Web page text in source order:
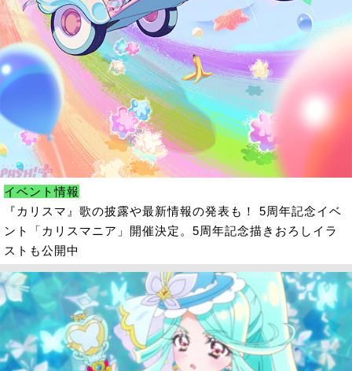
イベント情報
『カリスマ』歌の披露や最新情報の発表も！ 5周年記念イベ
ント「カリスマニア」開催決定。5周年記念描きおろしイラ
ストも公開中